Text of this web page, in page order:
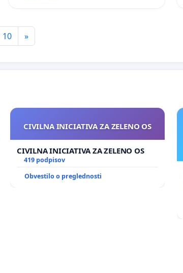
10 »
CIVILNA INICIATIVA ZA ZELENO OS
CIVILNA INICIATIVA ZA ZELENO OS
419 podpisov
Obvestilo o preglednosti